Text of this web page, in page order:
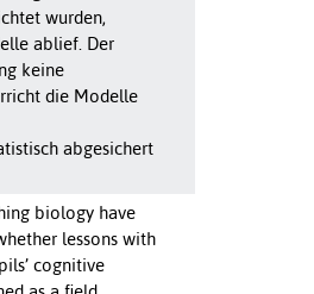
wurden,
ablief. Der
keine
die Modelle
abgesichert
biology have
lessons with
cognitive